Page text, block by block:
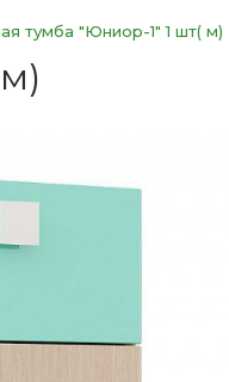
тумба "Юниор-1" 1 шт( м)